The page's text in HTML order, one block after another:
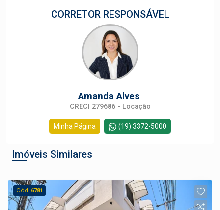
CORRETOR RESPONSÁVEL
Amanda Alves
CRECI 279686 - Locação
Minha Página (19) 3372-5000
Imóveis Similares
Cód. 6781